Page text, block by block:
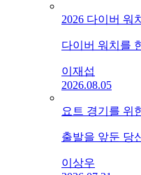
2026 다이버 워
다이버 워치를
이재섭
2026.08.05
요트 경기를 위
출발을 앞둔 당
이상우